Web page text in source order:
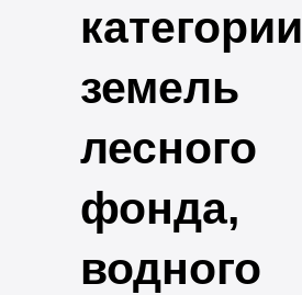
категории
земель
лесного
фонда,
водного